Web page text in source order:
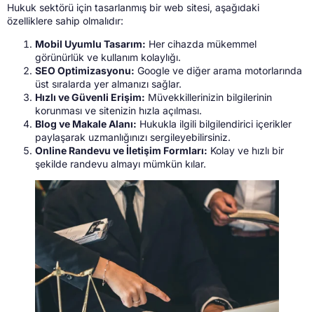
Hukuk sektörü için tasarlanmış bir web sitesi, aşağıdaki
özelliklere sahip olmalıdır:
Mobil Uyumlu Tasarım: Her cihazda mükemmel
görünürlük ve kullanım kolaylığı.
SEO Optimizasyonu: Google ve diğer arama motorlarında
üst sıralarda yer almanızı sağlar.
Hızlı ve Güvenli Erişim: Müvekkillerinizin bilgilerinin
korunması ve sitenizin hızla açılması.
Blog ve Makale Alanı: Hukukla ilgili bilgilendirici içerikler
paylaşarak uzmanlığınızı sergileyebilirsiniz.
Online Randevu ve İletişim Formları: Kolay ve hızlı bir
şekilde randevu almayı mümkün kılar.